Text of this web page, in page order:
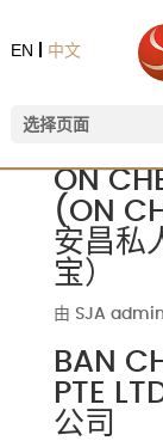
中文
EN
选择页面
ON
(ON
安昌私
宝）
由 SJA admin
BAN
PTE
公司